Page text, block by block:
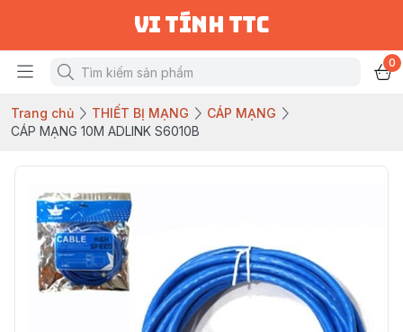
vi tính ttc
0
Trang chủ THIẾT BỊ MẠNG
CÁP MẠNG
CÁP MẠNG 10M ADLINK S6010B